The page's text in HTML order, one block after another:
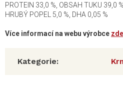
PROTEIN 33,0 %, OBSAH TUKU 39,0
HRUBÝ POPEL 5,0 %, DHA 0,05 %
Více informací na webu výrobce zde
Kategorie: